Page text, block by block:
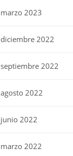
marzo 2023
diciembre 2022
septiembre 2022
agosto 2022
junio 2022
marzo 2022